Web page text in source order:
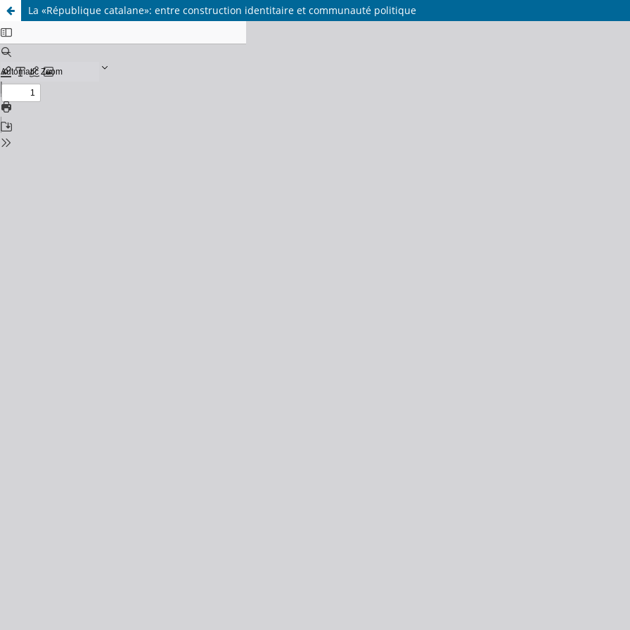
La «République catalane»: entre construction identitaire et communauté politique